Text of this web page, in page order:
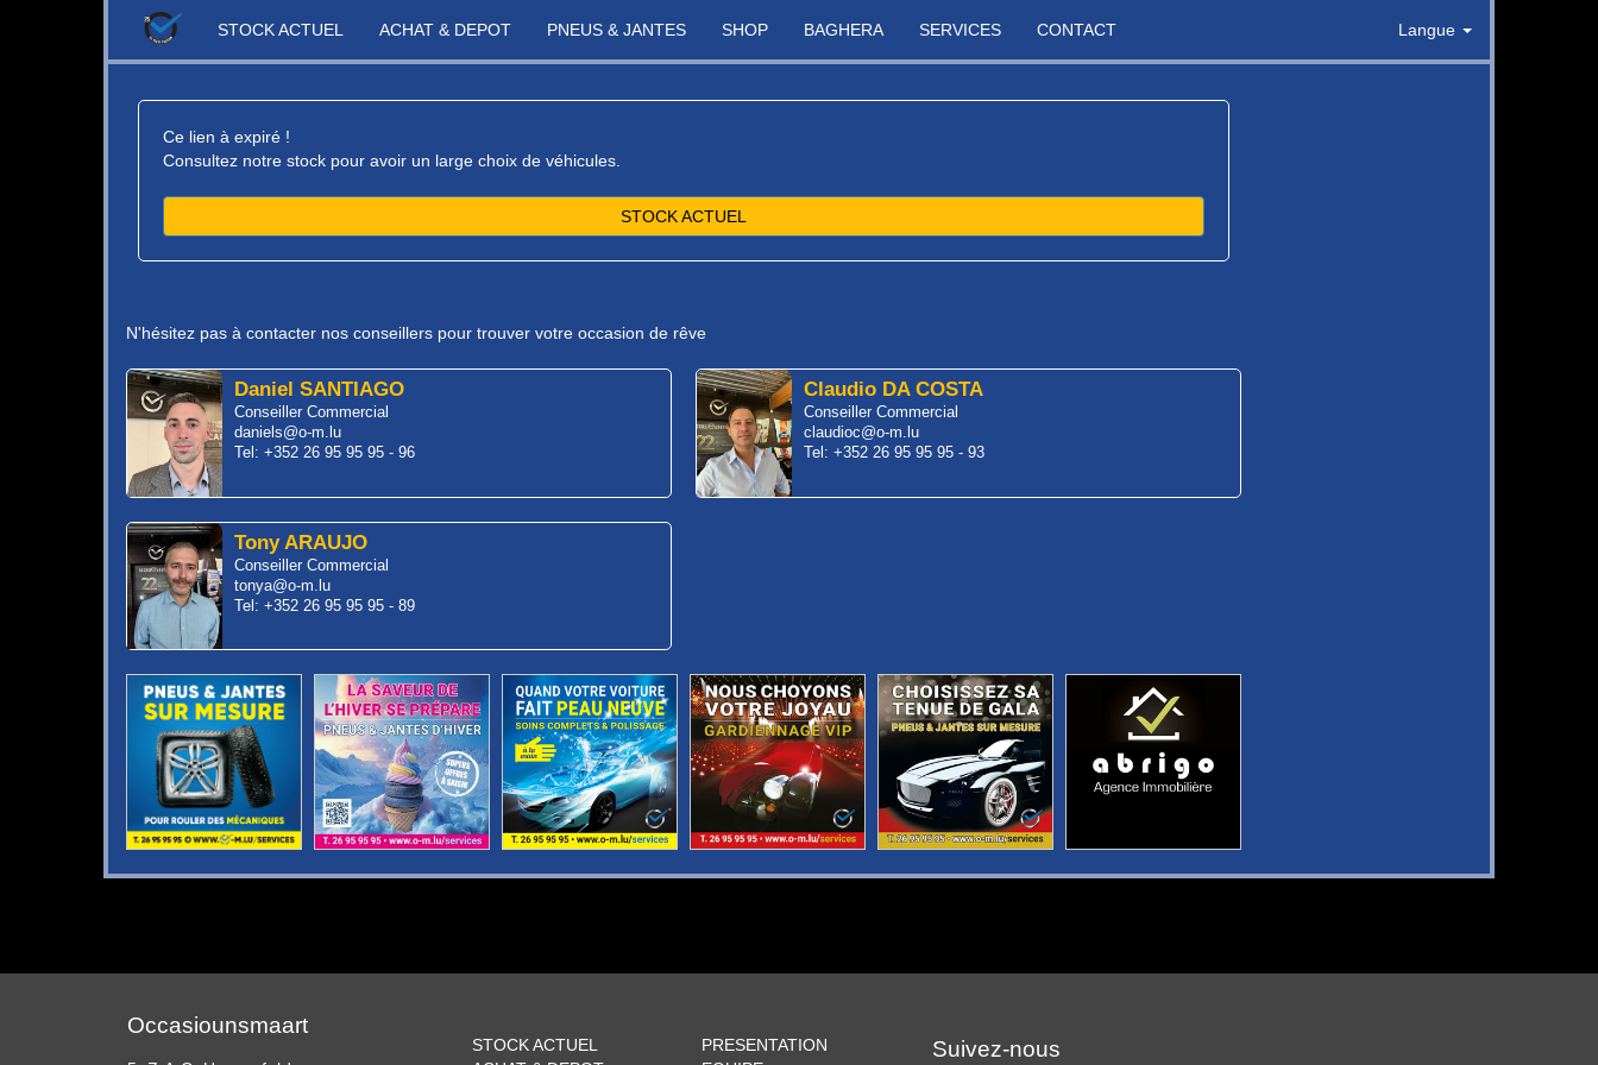
STOCK ACTUEL ACHAT & DEPOT PNEUS & JANTES SHOP BAGHERA SERVICES CONTACT Langue
Ce lien à expiré !
Consultez notre stock pour avoir un large choix de véhicules.
STOCK ACTUEL
N'hésitez pas à contacter nos conseillers pour trouver votre occasion de rêve
Daniel SANTIAGO
Conseiller Commercial
daniels@o-m.lu
Tel: +352 26 95 95 95 - 96
Claudio DA COSTA
Conseiller Commercial
claudioc@o-m.lu
Tel: +352 26 95 95 95 - 93
Tony ARAUJO
Conseiller Commercial
tonya@o-m.lu
Tel: +352 26 95 95 95 - 89
Occasiounsmaart
STOCK ACTUEL
PRESENTATION
Suivez-nous